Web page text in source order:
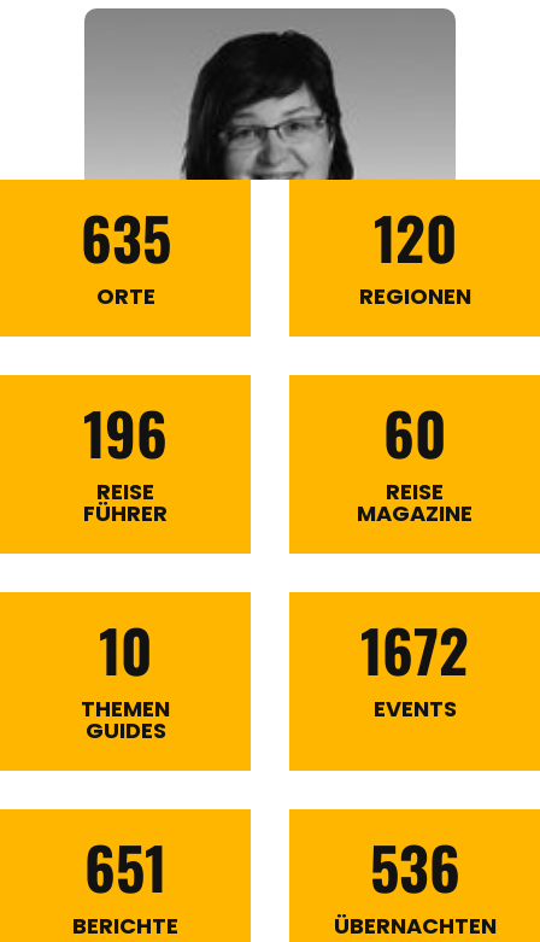
635
ORTE
120
REGIONEN
196
REISE
FÜHRER
60
REISE
MAGAZINE
10
THEMEN
GUIDES
1672
EVENTS
651
BERICHTE
536
ÜBERNACHTEN